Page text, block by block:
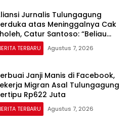
Jurnalis Tulungagung
atas Meninggalnya Cak
Catur Santoso: “Beliau
Keadilan yang Vokal”
TERBARU Agustus 7, 2026
Janji Manis di Facebook,
Migran Asal Tulungagung
Rp622 Juta
TERBARU Agustus 7, 2026